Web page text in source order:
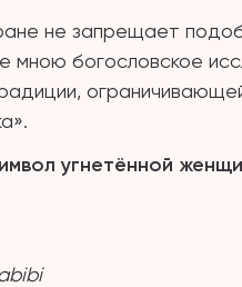
не запрещает
мною богословское
угнетённой